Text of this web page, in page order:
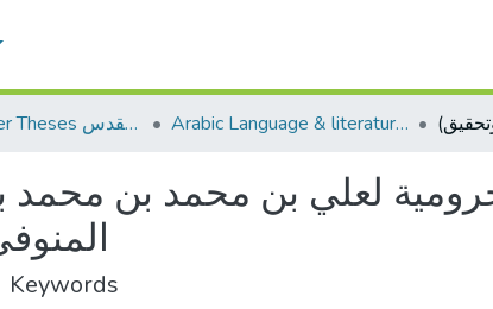
AQU Master Theses الرسائل الجامعية الخاصة بجامعة القدس Arabic Language & literature اللغة العربية وآدابها
لعلي بن محمد بن محمد
المنوفيّ (ت939هـ)
Keywords